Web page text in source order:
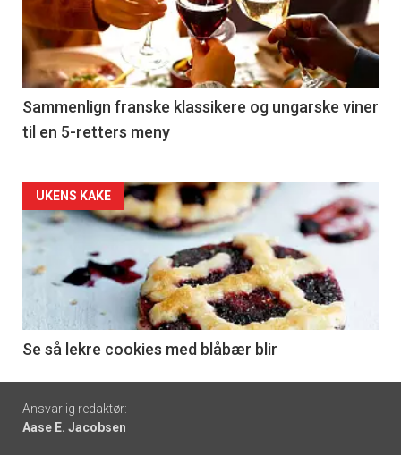
nå
-
5
Sammenlign franske klassikere og ungarske viner
til en 5-retters meny
Forsiden
akkurat
nå
6
UKENS KAKE
Se så lekre cookies med blåbær blir
Footer
-
Ansvarlig redaktør:
Aase E. Jacobsen